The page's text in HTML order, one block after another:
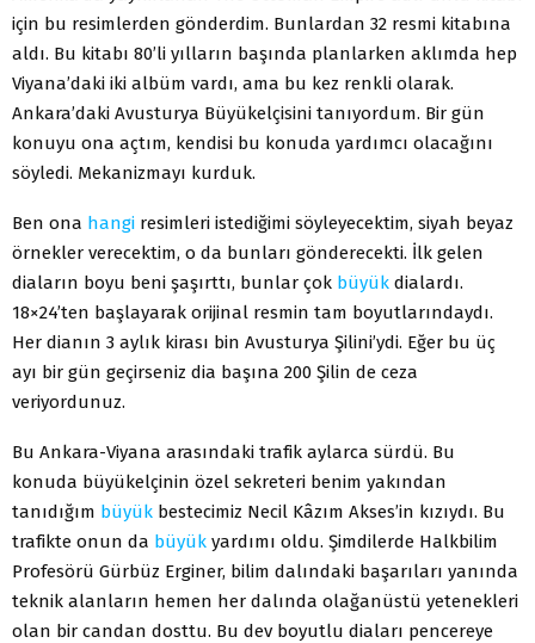
için bu resimlerden gönderdim. Bunlardan 32 resmi kitabına
aldı. Bu kitabı 80’li yılların başında planlarken aklımda hep
Viyana’daki iki albüm vardı, ama bu kez renkli olarak.
Ankara’daki Avusturya Büyükelçisini tanıyordum. Bir gün
konuyu ona açtım, kendisi bu konuda yardımcı olacağını
söyledi. Mekanizmayı kurduk.
Ben ona hangi resimleri istediğimi söyleyecektim, siyah beyaz
örnekler verecektim, o da bunları gönderecekti. İlk gelen
diaların boyu beni şaşırttı, bunlar çok büyük dialardı.
18×24’ten başlayarak orijinal resmin tam boyutlarındaydı.
Her dianın 3 aylık kirası bin Avusturya Şilini’ydi. Eğer bu üç
ayı bir gün geçirseniz dia başına 200 Şilin de ceza
veriyordunuz.
Bu Ankara-Viyana arasındaki trafik aylarca sürdü. Bu
konuda büyükelçinin özel sekreteri benim yakından
tanıdığım büyük bestecimiz Necil Kâzım Akses’in kızıydı. Bu
trafikte onun da büyük yardımı oldu. Şimdilerde Halkbilim
Profesörü Gürbüz Erginer, bilim dalındaki başarıları yanında
teknik alanların hemen her dalında olağanüstü yetenekleri
olan bir candan dosttu. Bu dev boyutlu diaları pencereye